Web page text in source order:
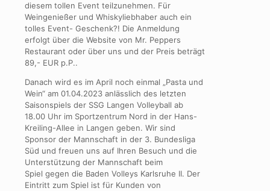
diesem tollen Event teilzunehmen. Für
Weingenießer und Whiskyliebhaber auch ein
tolles Event- Geschenk?! Die Anmeldung
erfolgt über die Website von Mr. Peppers
Restaurant oder über uns und der Preis beträgt
89,- EUR p.P..
Danach wird es im April noch einmal „Pasta und
Wein“ am 01.04.2023 anlässlich des letzten
Saisonspiels der SSG Langen Volleyball ab
18.00 Uhr im Sportzentrum Nord in der Hans-
Kreiling-Allee in Langen geben. Wir sind
Sponsor der Mannschaft in der 3. Bundesliga
Süd und freuen uns auf Ihren Besuch und die
Unterstützung der Mannschaft beim
Spiel gegen die Baden Volleys Karlsruhe II. Der
Eintritt zum Spiel ist für Kunden von